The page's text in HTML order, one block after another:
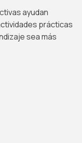
ayudan
prácticas
sea más